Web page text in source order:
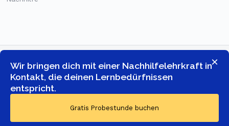
×
Wir bringen dich mit einer Nachhilfelehrkraft in
Kontakt, die deinen Lernbedürfnissen
entspricht.
Gratis Probestunde buchen
ALLE RECHTE VORBEHALTEN.